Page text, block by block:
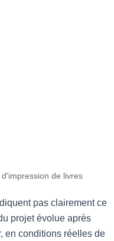
de livres
pas clairement ce
projet évolue après
en conditions réelles de